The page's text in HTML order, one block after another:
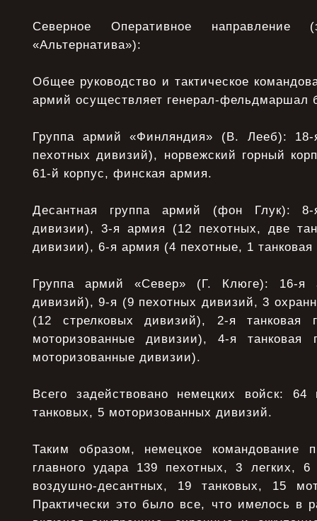
Северное Оперативное направление
«Альтернатива»):
Общее руководство и тактическое
армий осуществляет генерал-фельдмаршал
Группа армий «Финляндия» (В. Лееб): 18-
пехотных дивизий), норвежский горный
61-й корпус, финская армия.
Десантная группа армий (фон Глук):
дивизии), 3-я армия (12 пехотных, две
дивизии), 6-я армия (4 пехотные, 1
Группа армий «Север» (Г. Клюге): 16-я
дивизий), 9-я (9 пехотных дивизий, 3
(12 стрелковых дивизий), 2-я танковая
моторизованные дивизии), 4-я танковая
моторизованные дивизии).
Всего задействовано немецких войск:
танковых, 5 моторизованных дивизий.
Таким образом, немецкое командование
главного удара 139 пехотных, 3 легких,
воздушно-десантных, 19 танковых, 15
Практически это было все, что имелось в